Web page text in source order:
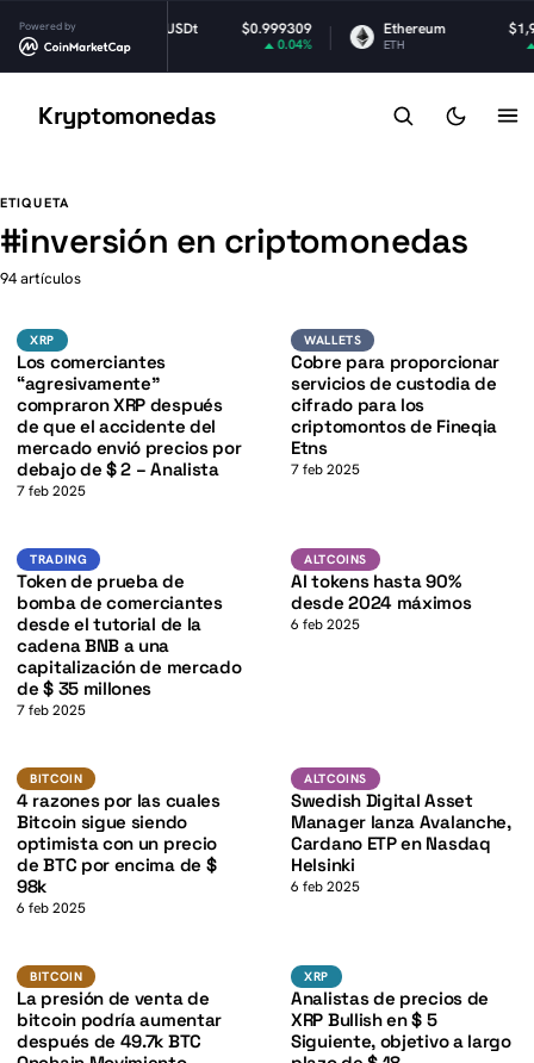
Powered byTether USDt $0.999309
USDT
Ethereum $1,925.64
ETH
Kryptomonedas
ETIQUETA
#inversión en criptomonedas
94 artículos
XRP K
XRP
Los comerciantes
“agresivamente”
compraron XRP después
de que el accidente del
mercado envió precios por
debajo de $ 2 – Analista
7 feb 2025
Wallets
WALLETS
Cobre para proporcionar
servicios de custodia de
cifrado para los
criptomontos de Fineqia
Etns
7 feb 2025
TRADING BNB
K
TRADING
Token de prueba de
bomba de comerciantes
desde el tutorial de la
cadena BNB a una
capitalización de mercado
de $ 35 millones
7 feb 2025
Altcoins
ALTCOINS
AI tokens hasta 90%
desde 2024 máximos
6 feb 2025
BITCOIN BTC
K
BITCOIN
4 razones por las cuales
Bitcoin sigue siendo
optimista con un precio
de BTC por encima de $
98k
6 feb 2025
ALTCOINS ADA
ALTCOINS
Swedish Digital Asset
Manager lanza Avalanche,
Cardano ETP en Nasdaq
Helsinki
6 feb 2025
BITCOINBTC
K
BITCOIN
La presión de venta de
bitcoin podría aumentar
después de 49.7k BTC
XRPXRP
Analistas de precios de
XRP Bullish en $ 5
Siguiente, objetivo a largo